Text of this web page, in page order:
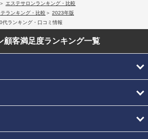
エステサロンランキング・比較
ランキング・比較
2023年版
ランキング・口コミ情報
顧客満足度ランキング一覧